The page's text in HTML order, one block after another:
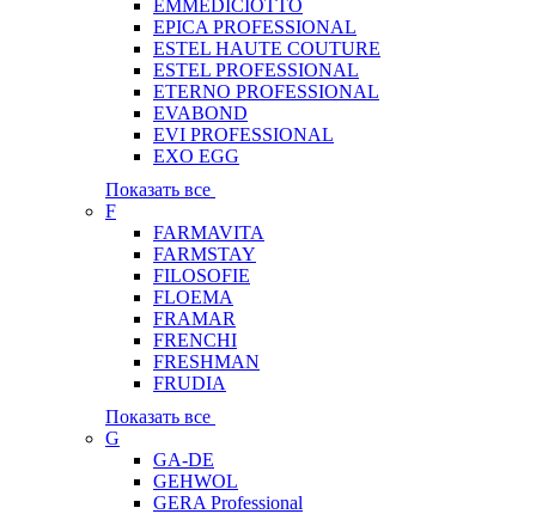
EMMEDICIOTTO
EPICA PROFESSIONAL
ESTEL HAUTE COUTURE
ESTEL PROFESSIONAL
ETERNO PROFESSIONAL
EVABOND
EVI PROFESSIONAL
EXO EGG
Показать все
F
FARMAVITA
FARMSTAY
FILOSOFIE
FLOEMA
FRAMAR
FRENCHI
FRESHMAN
FRUDIA
Показать все
G
GA-DE
GEHWOL
GERA Professional